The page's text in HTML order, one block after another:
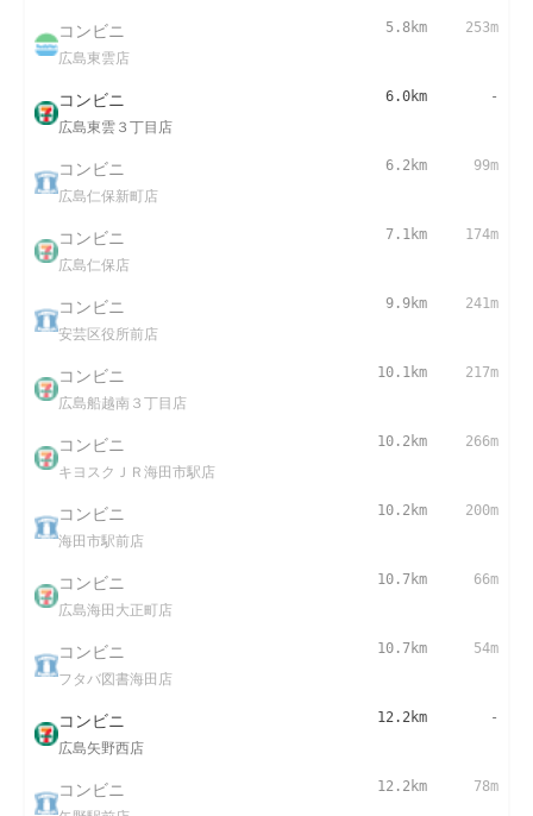
コンビニ
広島東雲店
5.8km 253m
コンビニ
広島東雲３丁目店
6.0km -
コンビニ
広島仁保新町店
6.2km 99m
コンビニ
広島仁保店
7.1km 174m
コンビニ
安芸区役所前店
9.9km 241m
コンビニ
広島船越南３丁目店
10.1km 217m
コンビニ
キヨスクＪＲ海田市駅店
10.2km 266m
コンビニ
海田市駅前店
10.2km 200m
コンビニ
広島海田大正町店
10.7km 66m
コンビニ
フタバ図書海田店
10.7km 54m
コンビニ
広島矢野西店
12.2km -
コンビニ 12.2km 78m